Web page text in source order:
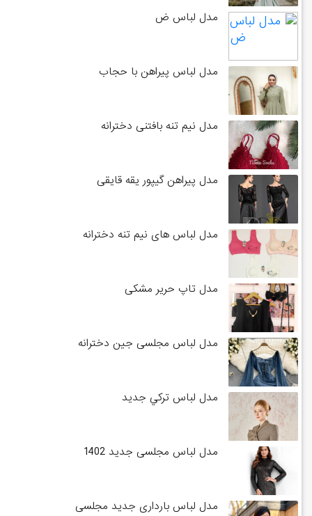
مدل لباس ض
مدل لباس پیراهن با حجاب
مدل نیم تنه بافتنی دخترانه
مدل پیراهن گیپور یقه قایقی
مدل لباس های نیم تنه دخترانه
مدل تاپ حریر مشکی
مدل لباس مجلسی جین دخترانه
مدل لباس تركي جديد
مدل لباس مجلسی جدید 1402
مدل لباس بارداری جدید مجلسی